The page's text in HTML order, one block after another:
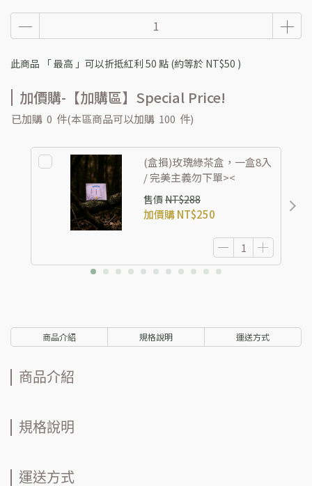
此商品 「 最高 」可以折抵紅利 50 點 (約等於 NT$50 )
加價購-【加購區】Special Price!
已加購 0 件(本區商品可以加購 100 件)
(盒損)玫瑰綠茶盒，一盒8入
/ 完美主義勿下單><
售價 NT$288
加價購NT$250
商品介紹 規格說明 運送方式
商品介紹
規格說明
運送方式